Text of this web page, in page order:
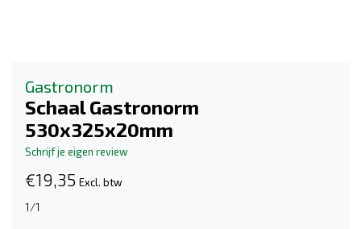
Gastronorm
Schaal Gastronorm
530x325x20mm
Schrijf je eigen review
€19,35 Excl. btw
1/1